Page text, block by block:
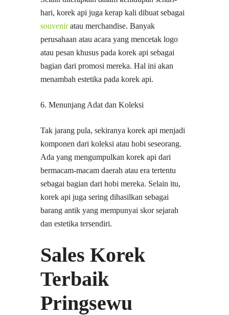
hari, korek api juga kerap kali dibuat sebagai
souveniratau merchandise. Banyak
perusahaan atau acara yang mencetak logo
atau pesan khusus pada korek api sebagai
bagian dari promosi mereka. Hal ini akan
menambah estetika pada korek api.
6. Menunjang Adat dan Koleksi
Tak jarang pula, sekiranya korek api menjadi
komponen dari koleksi atau hobi seseorang.
Ada yang mengumpulkan korek api dari
bermacam-macam daerah atau era tertentu
sebagai bagian dari hobi mereka. Selain itu,
korek api juga sering dihasilkan sebagai
barang antik yang mempunyai skor sejarah
dan estetika tersendiri.
Sales Korek
Terbaik
Pringsewu